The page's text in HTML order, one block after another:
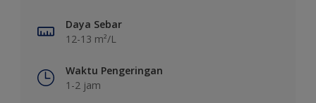
Daya Sebar
12-13 m²/L
Waktu Pengeringan
1-2 jam